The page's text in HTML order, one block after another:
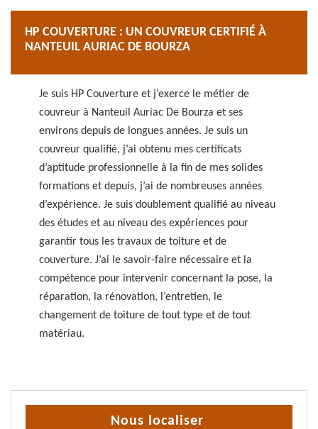
HP COUVERTURE : UN COUVREUR CERTIFIÉ À
NANTEUIL AURIAC DE BOURZA
Je suis HP Couverture et j’exerce le métier de
couvreur à Nanteuil Auriac De Bourza et ses
environs depuis de longues années. Je suis un
couvreur qualifié, j’ai obtenu mes certificats
d’aptitude professionnelle à la fin de mes solides
formations et depuis, j’ai de nombreuses années
d’expérience. Je suis doublement qualifié au niveau
des études et au niveau des expériences pour
garantir tous les travaux de toiture et de
couverture. J’ai le savoir-faire nécessaire et la
compétence pour intervenir concernant la pose, la
réparation, la rénovation, l’entretien, le
changement de toiture de tout type et de tout
matériau.
Nous localiser